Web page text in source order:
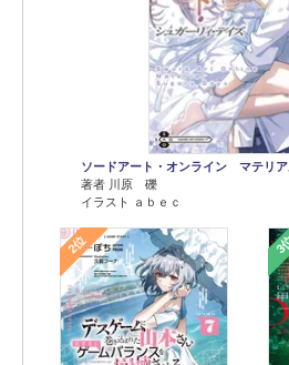
ソードアート・オンライン マテリ
著者 川原 礫
イラスト ａｂｅｃ
2位 3